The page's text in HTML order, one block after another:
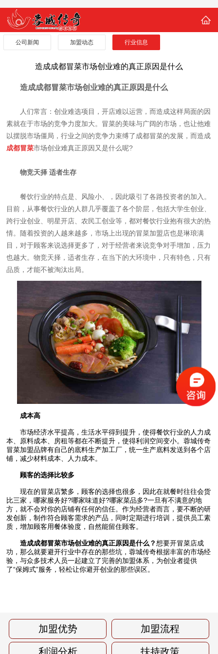
公司新闻 加盟动态 行业信息
造成成都冒菜市场创业难的真正原因是什么
造成成都冒菜市场创业难的真正原因是什么
人们常言：创业难选项目，开店难以运营，而造成这样局面的因
素就在于市场的竞争力度加大。冒菜的美味与广阔的市场，也让他难
以摆脱市场僵局，行业之间的竞争力束缚了成都冒菜的发展，而造成
成都冒菜市场创业难真正原因又是什么呢?
物竞天择 适者生存
餐饮行业的特点是、风险小、，因此吸引了各路投资者的加入。
目前，从事餐饮行业的人群几乎覆盖了各个阶层，包括大学生创业、
跨行业创业、明星开店、农民工创业等，都对餐饮行业抱有很大的热
情。随着投资的人越来越多，市场上出现的冒菜加盟店也是琳琅满
目，对于顾客来说选择更多了，对于经营者来说竞争对手增加，压力
也越大。物竞天择，适者生存，在当下的大环境中，只有特色，只有
品质，才能不被淘汰出局。
成本高
市场经济水平提高，生活水平得到提升，使得餐饮行业的人力成
本、原料成本、房租等都在不断提升，使得利润空间变小。蓉城传奇
冒菜加盟品牌有自己的底料生产加工厂，统一生产底料发送到各个店
铺，减少材料成本、人力成本。
顾客的选择比较多
现在的冒菜店繁多，顾客的选择也很多，因此在就餐时往往会货
比三家，哪家服务好?哪家味道好?哪家菜品多?一旦有不满意的地
方，就不会对你的店铺有任何的信任。作为经营者而言，要不断的研
发创新，制作符合顾客需求的产品，同时定期进行培训，提供员工素
质，增加顾客用餐体验度，自然能留住顾客。
造成成都冒菜市场创业难的真正原因是什么？想要开冒菜店成
功，那么就要避开行业中存在的那些坑，蓉城传奇根据丰富的市场经
验，与众多技术人员一起建立了完善的加盟体系，为创业者提供
了“保姆式”服务，轻松让你避开创业的那些误区。
加盟优势 加盟流程
利润分析 扶持政策